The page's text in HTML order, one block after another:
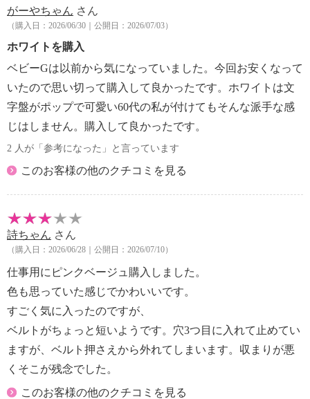
がーやちゃん さん
（購入日：2026/06/30｜公開日：2026/07/03）
ホワイトを購入
ベビーGは以前から気になっていました。今回お安くなって
いたので思い切って購入して良かったです。ホワイトは文
字盤がポップで可愛い60代の私が付けてもそんな派手な感
じはしません。購入して良かったです。
2 人が「参考になった」と言っています
このお客様の他のクチコミを見る
詩ちゃん さん
（購入日：2026/06/28｜公開日：2026/07/10）
仕事用にピンクベージュ購入しました。
色も思っていた感じでかわいいです。
すごく気に入ったのですが、
ベルトがちょっと短いようです。穴3つ目に入れて止めてい
ますが、ベルト押さえから外れてしまいます。収まりが悪
くそこが残念でした。
このお客様の他のクチコミを見る